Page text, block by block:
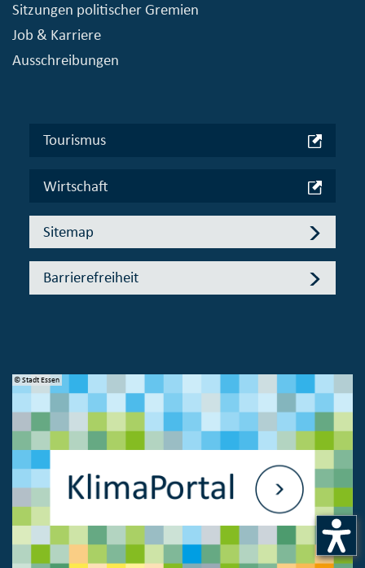
Sitzungen politischer Gremien
Job & Karriere
Ausschreibungen
Tourismus
Wirtschaft
Sitemap
Barrierefreiheit
© Stadt Essen